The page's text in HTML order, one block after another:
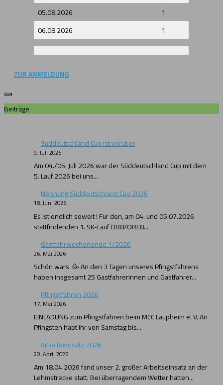
05.08.2026
1
06.08.2026
1
ZUR ANMELDUNG
Beiträge
Süddeutschland Cup ist vorüber
9. Juli 2026
Am 04./05. Juli 2026 war der Süddeutschland Cup mit dem
5. Lauf 2026 bei uns...
Nennung Süddeutschland Cup 2026
18. Juni 2026
Es ist endlich soweit ! Für den, am 04. und 05.07.2026
stattfindenden 1. SK-Lauf OR8/ORE8...
Gastfahrwochenende 1/2026
26. Mai 2026
Schön wars. 🥳 An den 3 Tagen unseres Pfingstfahrens
haben insgesamt 25 Gastfahrerinnen und Gastfahrer...
Pfingstfahren 2026
17. Mai 2026
EINLADUNG zum Pfingstfahren beim MCC Laupheim e. V. An
Pfingsten habt Ihr von Samstag bis...
Arbeitseinsatz 2026
20. April 2026
Am 18.04.2026 fand unser 2. großer Arbeitseinsatz an der
Lehmstrecke statt. Bei überragendem Wetter hatten...